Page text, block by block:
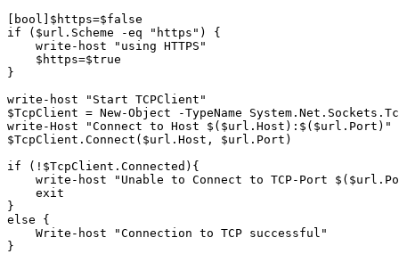
[bool]$https=$false
if ($url.Scheme -eq "https") {
    write-host "using HTTPS"
    $https=$true
}
write-host "Start TCPClient"
$TcpClient = New-Object -TypeName
write-Host "Connect to Host $($url.Host):$($url.Port)"
$TcpClient.Connect($url.Host, $url.Port)
if (!$TcpClient.Connected){
write-host "Unable to Connect to TCP-Port
    exit
}
else {
    Write-host "Connection to TCP successful"
}